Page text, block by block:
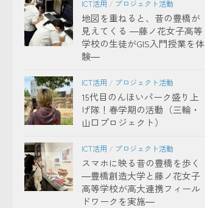
ICT活用 / プロジェクト活動
地図を重ねると、昔の豊橋が
見えてくる ―藤ノ花女子高等
学校の生徒がGIS入門授業を体
験―
ICT活用 / プロジェクト活動
15代目のんほいパーク盛り上
げ隊！春学期の活動（三輪・
山口プロジェクト）
ICT活用 / プロジェクト活動
スマホに映る昔の豊橋を歩く
―豊橋創造大学と藤ノ花女子
高等学校が高大連携フィール
ドワークを実施―